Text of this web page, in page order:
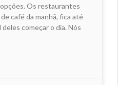
Os restaurantes
café da manhã, fica até
começar o dia. Nós